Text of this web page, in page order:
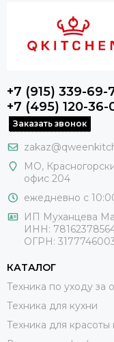
+7 (915) 339-69-
+7 (495) 120-36-
Заказать звонок
МО,
офис 204
ежедневно с
ИП Муханцева
ИНН:
ОГРН:
КАТАЛОГ
Техника по уходу за
Техника для кухни
Техника для красоты